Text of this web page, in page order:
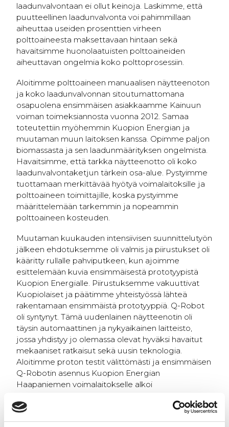
laadunvalvontaan ei ollut keinoja. Laskimme, että
puutteellinen laadunvalvonta voi pahimmillaan
aiheuttaa useiden prosenttien virheen
polttoaineesta maksettavaan hintaan sekä
havaitsimme huonolaatuisten polttoaineiden
aiheuttavan ongelmia koko polttoprosessiin.
Aloitimme polttoaineen manuaalisen näytteenoton
ja koko laadunvalvonnan sitoutumattomana
osapuolena ensimmäisen asiakkaamme Kainuun
voiman toimeksiannosta vuonna 2012. Samaa
toteutettiin myöhemmin Kuopion Energian ja
muutaman muun laitoksen kanssa. Opimme paljon
biomassasta ja sen laadunmäärityksen ongelmista.
Havaitsimme, että tarkka näytteenotto oli koko
laadunvalvontaketjun tärkein osa-alue. Pystyimme
tuottamaan merkittävää hyötyä voimalaitoksille ja
polttoaineen toimittajille, koska pystyimme
määrittelemään tarkemmin ja nopeammin
polttoaineen kosteuden.
Muutaman kuukauden intensiivisen suunnittelutyön
jälkeen ehdotuksemme oli valmis ja piirustukset oli
kääritty rullalle pahviputkeen, kun ajoimme
esittelemään kuvia ensimmäisestä prototyypistä
Kuopion Energialle. Piirustuksemme vakuuttivat
Kuopiolaiset ja päätimme yhteistyössä lähteä
rakentamaan ensimmäistä prototyyppiä. Q-Robot
oli syntynyt. Tämä uudenlainen näytteenotin oli
täysin automaattinen ja nykyaikainen laitteisto,
jossa yhdistyy jo olemassa olevat hyväksi havaitut
mekaaniset ratkaisut sekä uusin teknologia.
Aloitimme proton testit välittömästi ja ensimmäisen
Q-Robotin asennus Kuopion Energian
Haapaniemen voimalaitokselle alkoi